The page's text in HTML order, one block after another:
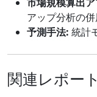
アップ分析の
予測手法: 統計
関連レポート